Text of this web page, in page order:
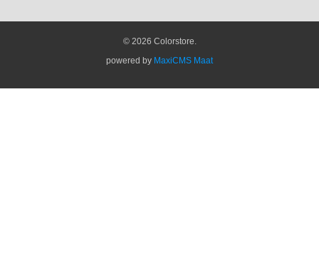
© 2026 Colorstore.
powered by MaxiCMS Maat